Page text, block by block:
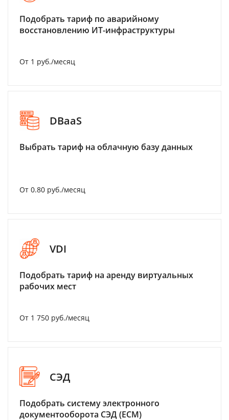
Подобрать тариф по аварийному
восстановлению ИТ-инфраструктуры
От 1 руб./месяц
DBaaS
Выбрать тариф на облачную базу данных
От 0.80 руб./месяц
VDI
Подобрать тариф на аренду виртуальных
рабочих мест
От 1 750 руб./месяц
СЭД
Подобрать систему электронного
документооборота СЭД (ECM)